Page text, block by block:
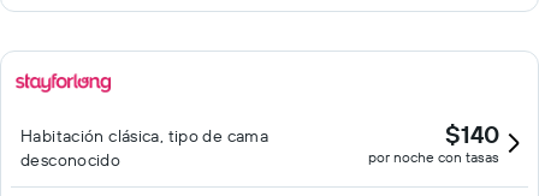
Habitación clásica, tipo de cama
desconocido
$140
por noche con tasas